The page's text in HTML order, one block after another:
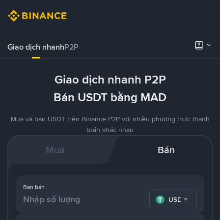
Giao dịch nhanhP2P
Giao dịch nhanh P2P
Bán USDT bằng MAD
Mua và bán USDT trên Binance P2P với nhiều phương thức thanh
toán khác nhau
Mua Bán
Bạn bán
USDT